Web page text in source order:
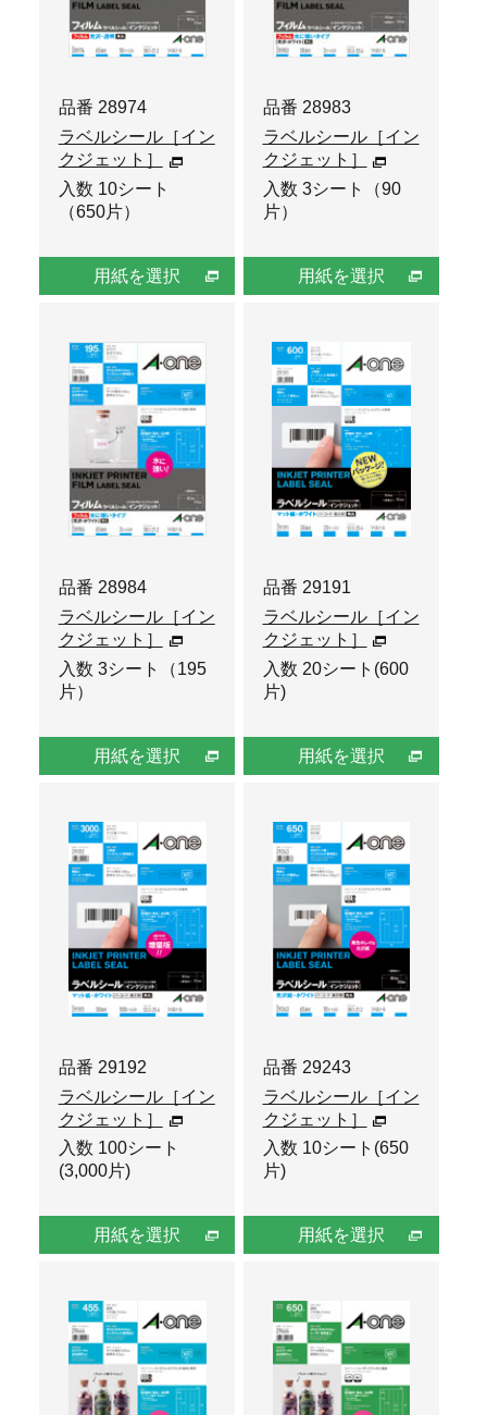
品番 28974
ラベルシール［イン
クジェット］
入数 10シート
（650片）
用紙を選択
品番 28983
ラベルシール［イン
クジェット］
入数 3シート（90
片）
用紙を選択
品番 28984
ラベルシール［イン
クジェット］
入数 3シート（195
片）
用紙を選択
品番 29191
ラベルシール［イン
クジェット］
入数 20シート(600
片)
用紙を選択
品番 29192
ラベルシール［イン
クジェット］
入数 100シート
(3,000片)
用紙を選択
品番 29243
ラベルシール［イン
クジェット］
入数 10シート(650
片)
用紙を選択